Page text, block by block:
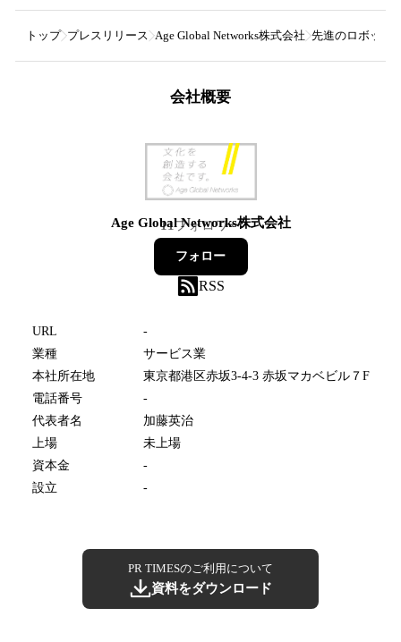
トップ プレスリリース Age Global Networks株式会社 先進のロボット
会社概要
Age Global Networks株式会社
11フォロワー
フォロー
RSS
URL
-
業種
サービス業
本社所在地
東京都港区赤坂3-4-3 赤坂マカベビル７F
電話番号
-
代表者名
加藤英治
上場
未上場
資本金
-
設立
-
PR TIMESのご利用について
資料をダウンロード